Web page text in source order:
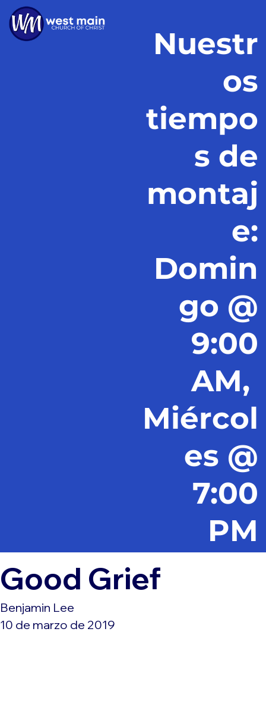
Nuestr
os
tiempo
s de
montaj
e:
Domin
go @
9:00
AM,
Miércol
es @
7:00
PM
Good Grief
Benjamin Lee
10 de marzo de 2019